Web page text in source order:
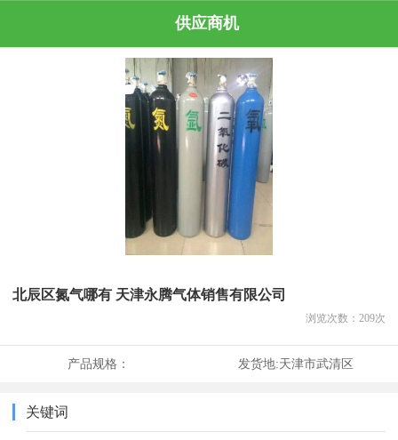
供应商机
北辰区氮气哪有 天津永腾气体销售有限公司
浏览次数： 209次
产品规格： 发货地:天津市武清区
关键词